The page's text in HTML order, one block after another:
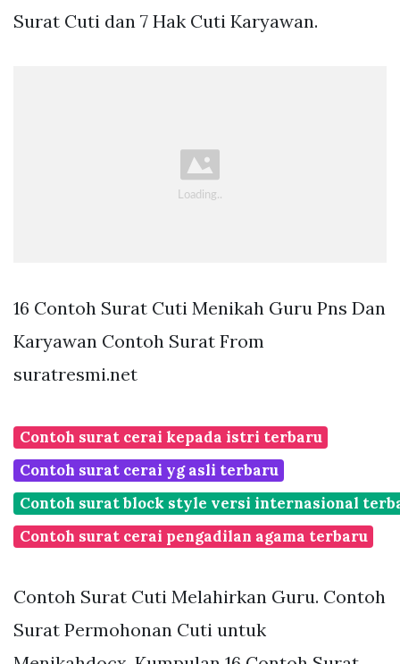
Surat Cuti dan 7 Hak Cuti Karyawan.
16 Contoh Surat Cuti Menikah Guru Pns Dan
Karyawan Contoh Surat From
suratresmi.net
Contoh surat cerai kepada istri terbaru
Contoh surat cerai yg asli terbaru
Contoh surat block style versi internasional
Contoh surat cerai pengadilan agama terbaru
Contoh Surat Cuti Melahirkan Guru. Contoh
Surat Permohonan Cuti untuk